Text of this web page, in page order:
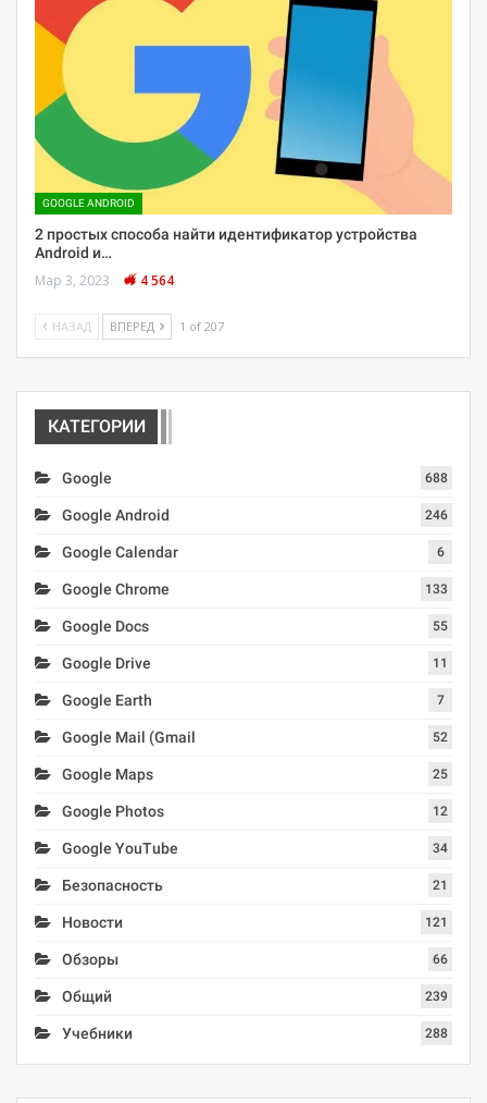
GOOGLE ANDROID
2 простых способа найти идентификатор устройства
Android и…
Мар 3, 2023 4 564
НАЗАД ВПЕРЕД 1 of 207
КАТЕГОРИИ
Google 688
Google Android 246
Google Calendar 6
Google Chrome 133
Google Docs 55
Google Drive 11
Google Earth 7
Google Mail (Gmail 52
Google Maps 25
Google Photos 12
Google YouTube 34
Безопасность 21
Новости 121
Обзоры 66
Общий 239
Учебники 288